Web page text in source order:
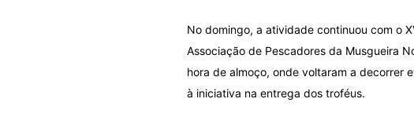
No domingo, a atividade continuou com o
Associação de Pescadores da Musgueira
hora de almoço, onde voltaram a decorrer
à iniciativa na entrega dos troféus.